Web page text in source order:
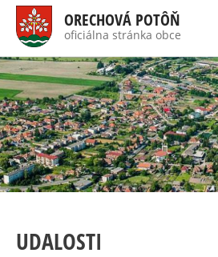
na
obsah
ORECHOVÁ POTÔŇ
oficiálna stránka obce
UDALOSTI